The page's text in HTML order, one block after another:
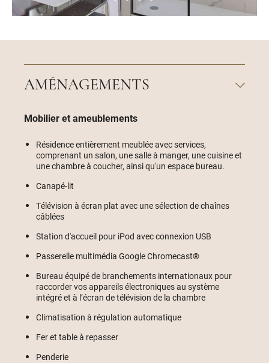
AMÉNAGEMENTS
Mobilier et ameublements
Résidence entièrement meublée avec services,
comprenant un salon, une salle à manger, une cuisine et
une chambre à coucher, ainsi qu'un espace bureau.
Canapé-lit
Télévision à écran plat avec une sélection de chaînes
câblées
Station d'accueil pour iPod avec connexion USB
Passerelle multimédia Google Chromecast®
Bureau équipé de branchements internationaux pour
raccorder vos appareils électroniques au système
intégré et à l’écran de télévision de la chambre
Climatisation à régulation automatique
Fer et table à repasser
Penderie